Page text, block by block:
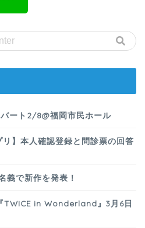
バート2/8@福岡市民ホール
リ】本人確認登録と問診票の回答
義で新作を発表！
TWICE in Wonderland』3月6日